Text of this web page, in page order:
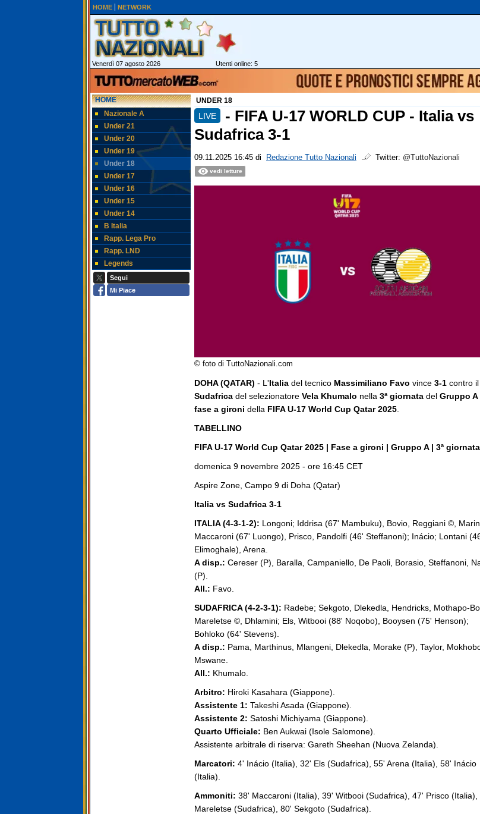
HOME NETWORK
Venerdì 07 agosto 2026 Utenti online: 5
HOME
Nazionale A
Under 21
Under 20
Under 19
Under 18
Under 17
Under 16
Under 15
Under 14
B Italia
Rapp. Lega Pro
Rapp. LND
Legends
Segui
Mi Piace
UNDER 18
LIVE
- FIFA U-17 WORLD CUP - Italia vs
Sudafrica 3-1
09.11.2025 16:45 di Redazione Tutto Nazionali Twitter: @TuttoNazionali
vedi letture
© foto di TuttoNazionali.com
DOHA (QATAR) - L'Italia del tecnico Massimiliano Favo vince 3-1 contro il
Sudafrica del selezionatore Vela Khumalo nella 3ª giornata del Gruppo A
fase a gironi della FIFA U-17 World Cup Qatar 2025
TABELLINO
FIFA U-17 World Cup Qatar 2025 | Fase a gironi | Gruppo A | 3ª giornata
domenica 9 novembre 2025 - ore 16:45 CET
Aspire Zone, Campo 9 di Doha (Qatar)
Italia vs Sudafrica 3-1
ITALIA (4-3-1-2): Longoni; Iddrisa (67' Mambuku), Bovio, Reggiani ©,
Maccaroni (67' Luongo), Prisco, Pandolfi (46' Steffanoni); Inácio; Lontani
Elimoghale), Arena.
A disp.: Cereser (P), Baralla, Campaniello, De Paoli, Borasio, Steffanoni,
(P).
All.: Favo.
SUDAFRICA (4-2-3-1): Radebe; Sekgoto, Dlekedla, Hendricks, Mothapo-
Mareletse ©, Dhlamini; Els, Witbooi (88' Noqobo), Booysen (75' Henson);
Bohloko (64' Stevens).
A disp.: Pama, Marthinus, Mlangeni, Dlekedla, Morake (P), Taylor,
Mswane.
All.: Khumalo.
Arbitro: Hiroki Kasahara (Giappone).
Assistente 1: Takeshi Asada (Giappone).
Assistente 2: Satoshi Michiyama (Giappone).
Quarto Ufficiale: Ben Aukwai (Isole Salomone).
Assistente arbitrale di riserva: Gareth Sheehan (Nuova Zelanda).
Marcatori: 4' Inácio (Italia), 32' Els (Sudafrica), 55' Arena (Italia), 58' Inácio
(Italia).
Ammoniti: 38' Maccaroni (Italia), 39' Witbooi (Sudafrica), 47' Prisco (Italia),
Mareletse (Sudafrica), 80' Sekgoto (Sudafrica).